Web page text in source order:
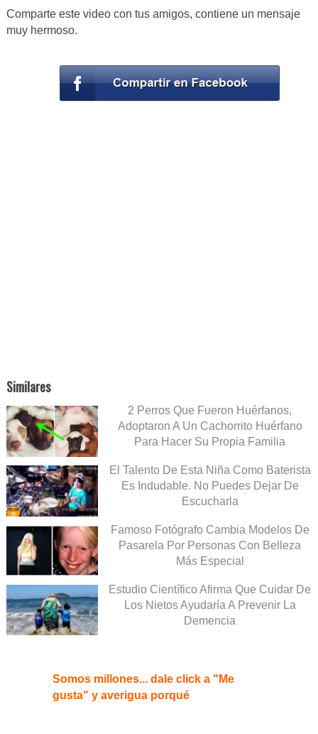
Comparte este video con tus amigos, contiene un mensaje
muy hermoso.
Similares
2 Perros Que Fueron Huérfanos,
Adoptaron A Un Cachorrito Huérfano
Para Hacer Su Propia Familia
El Talento De Esta Niña Como Baterista
Es Indudable. No Puedes Dejar De
Escucharla
Famoso Fotógrafo Cambia Modelos De
Pasarela Por Personas Con Belleza
Más Especial
Estudio Científico Afirma Que Cuidar De
Los Nietos Ayudaría A Prevenir La
Demencia
Somos millones... dale click a "Me
gusta" y averigua porqué